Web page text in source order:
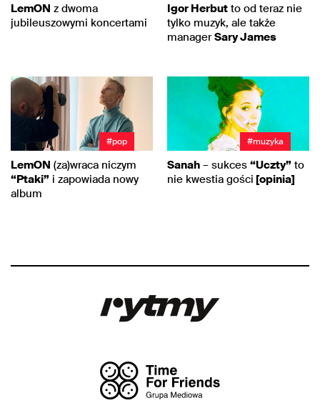
LemON z dwoma
jubileuszowymi koncertami
Igor Herbut to od teraz nie
tylko muzyk, ale także
managerSary James
#pop
LemON (za)wraca niczym
“Ptaki” i zapowiada nowy
album
#muzyka
Sanah – sukces “Uczty” to
nie kwestia gości [opinia]